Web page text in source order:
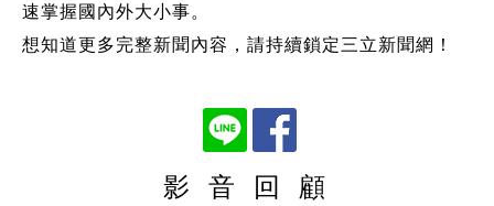
速掌握國內外大小事。
想知道更多完整新聞內容，請持續鎖定三立新聞網！
影 音 回 顧